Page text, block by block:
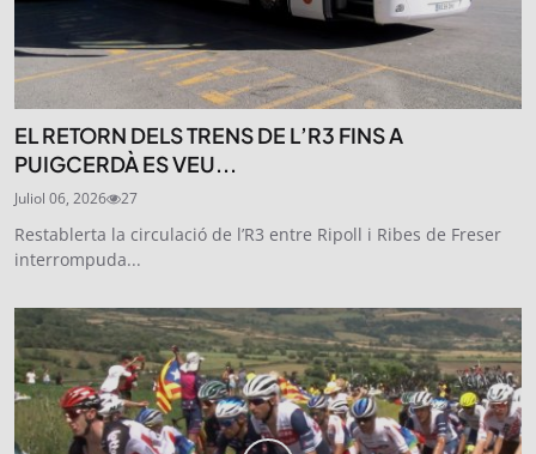
EL RETORN DELS TRENS DE L’R3 FINS A
PUIGCERDÀ ES VEU...
Juliol 06, 2026 27
Restablerta la circulació de l’R3 entre Ripoll i Ribes de Freser
interrompuda...